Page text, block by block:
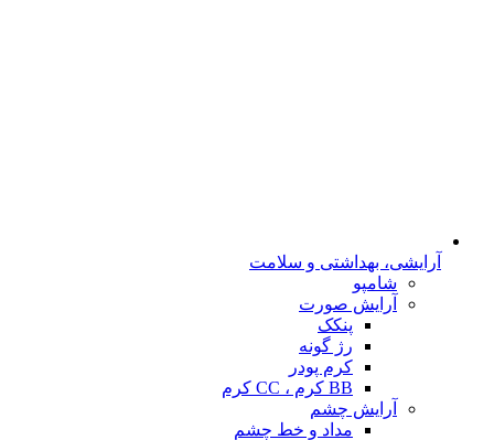
آرایشی، بهداشتی و سلامت
شامپو
آرایش صورت
پنکک
رژ گونه
کرم پودر
BB کرم ، CC کرم
آرایش چشم
مداد و خط چشم